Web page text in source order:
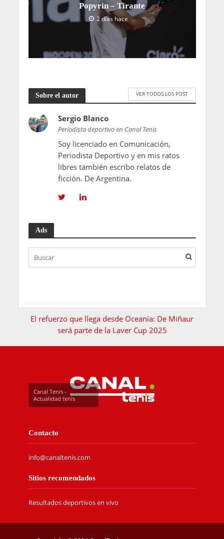
Popyrin – Tirante
2 días hace
Sobre el autor VER TODOS LOS POST
Sergio Blanco
Periodista deportivo en Canal Tenis
Soy licenciado en Comunicación,
Periodista Deportivo y en mis ratos
libres también escribo relatos de
ficción. De Argentina.
Ads
El refuerzo que llega desde Oceanía: De Miñaur
será parte de la Laver Cup 2025
Canal Tenis -
Actualidad tenis
Contacto
info@canaltenis.com
Sitios recomendados
Resultados deportivos en vivo